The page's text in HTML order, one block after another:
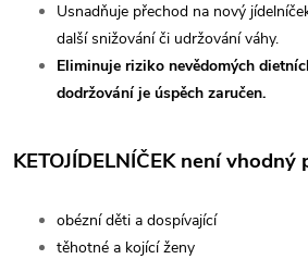
Usnadňuje přechod na nový
další snižování či udržování váhy.
Eliminuje riziko nevědomých
dodržování je úspěch zaručen.
KETOJÍDELNÍČEK není vhodný
obézní děti a dospívající
těhotné a kojící ženy